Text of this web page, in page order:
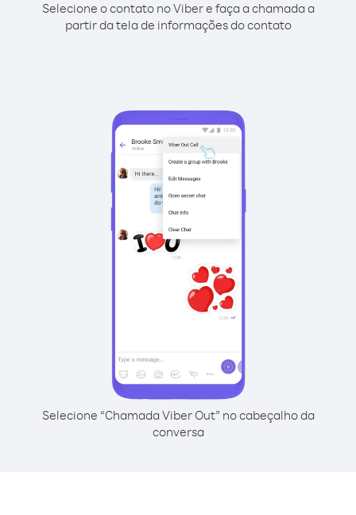
Selecione o contato no Viber e faça a chamada a
partir da tela de informações do contato
Selecione “Chamada Viber Out” no cabeçalho da
conversa